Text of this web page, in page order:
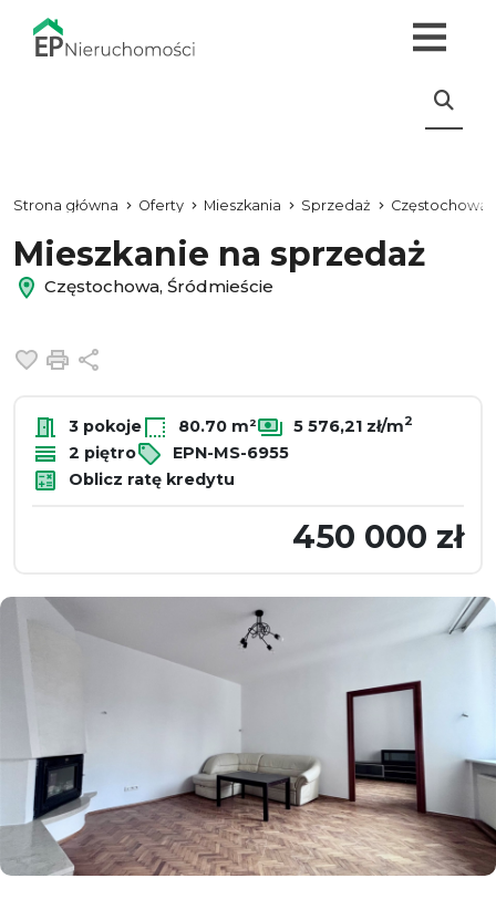
Strona główna Oferty Mieszkania Sprzedaż Częstochowa
Mieszkanie na sprzedaż
Częstochowa, Śródmieście
Dodaj do ulubionych
Drukuj
3 pokoje 80.70 m² 5 576,21 zł/m2
2 piętro
EPN-MS-6955
Oblicz ratę kredytu
450 000 zł